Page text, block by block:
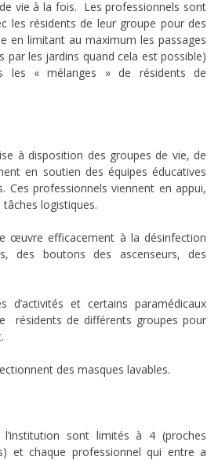
vie à la fois. Les professionnels sont
les résidents de leur groupe pour des
en limitant au maximum les passages
par les jardins quand cela est possible)
les « mélanges » de résidents de
à disposition des groupes de vie, de
en soutien des équipes éducatives
Ces professionnels viennent en appui,
logistiques.
œuvre efficacement à la désinfection
des boutons des ascenseurs, des
d’activités et certains paramédicaux
résidents de différents groupes pour
des masques lavables.
l’institution sont limités à 4 (proches
et chaque professionnel qui entre a